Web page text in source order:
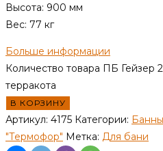
Высота: 900 мм
Вес: 77 кг
Больше информации
Количество товара ПБ Гейзер
терракота
В КОРЗИНУ
Артикул: 4175 Категории:
"Термофор" Метка: Для бани